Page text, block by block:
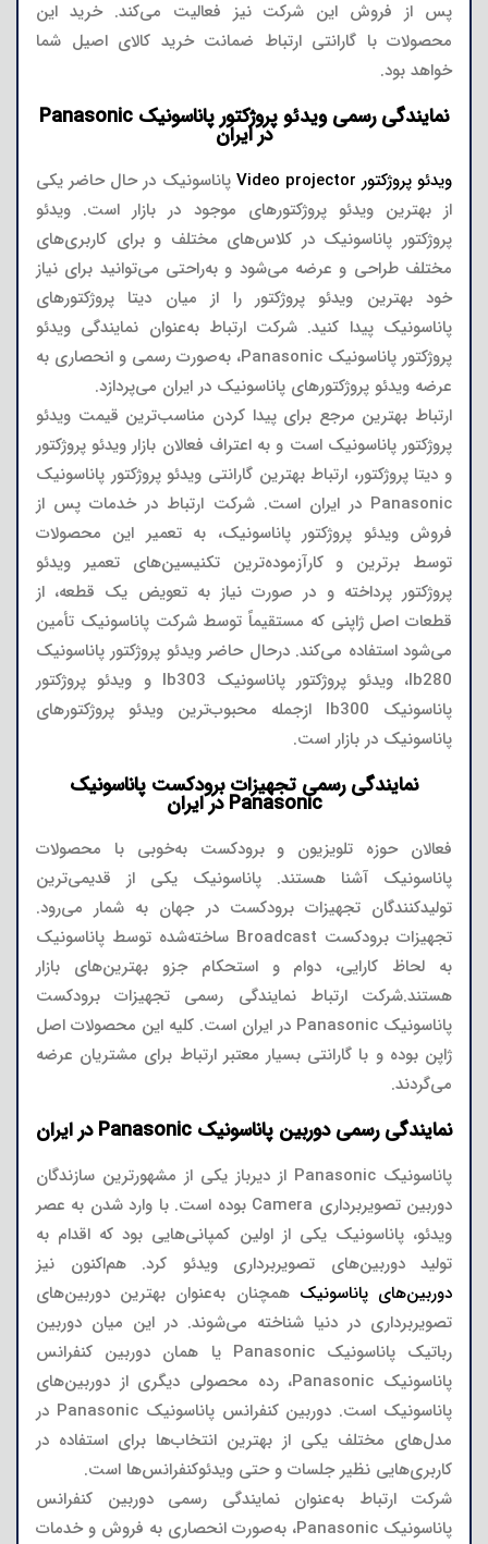
پس از فروش این شرکت نیز فعالیت می‌کند. خرید این
محصولات با گارانتی ارتباط ضمانت خرید کالای اصیل شما
خواهد بود.
نمایندگی رسمی ویدئو پروژکتور پاناسونیک Panasonic
در ایران
ویدئو پروژکتور Video projector
پاناسونیک در حال حاضر یکی
از بهترین ویدئو پروژکتورهای موجود در بازار است. ویدئو
پروژکتور پاناسونیک در کلاس‌های مختلف و برای کاربری‌های
مختلف طراحی و عرضه می‌شود و به‌راحتی می‌توانید برای نیاز
خود بهترین ویدئو پروژکتور را از میان دیتا پروژکتورهای
پاناسونیک پیدا کنید. شرکت ارتباط به‌عنوان نمایندگی ویدئو
پروژکتور پاناسونیک Panasonic، به‌صورت رسمی و انحصاری به
عرضه ویدئو پروژکتورهای پاناسونیک در ایران می‌پردازد.
ارتباط بهترین مرجع برای پیدا کردن مناسب‌ترین قیمت ویدئو
پروژکتور پاناسونیک است و به اعتراف فعالان بازار ویدئو پروژکتور
و دیتا پروژکتور، ارتباط بهترین گارانتی ویدئو پروژکتور پاناسونیک
Panasonic در ایران است. شرکت ارتباط در خدمات پس از
فروش ویدئو پروژکتور پاناسونیک، به تعمیر این محصولات
توسط برترین و کارآزموده‌ترین تکنیسین‌های تعمیر ویدئو
پروژکتور پرداخته و در صورت نیاز به تعویض یک قطعه، از
قطعات اصل ژاپنی که مستقیماً توسط شرکت پاناسونیک تأمین
می‌شود استفاده می‌کند. درحال حاضر ویدئو پروژکتور پاناسونیک
lb280، ویدئو پروژکتور پاناسونیک lb303 و ویدئو پروژکتور
پاناسونیک lb300 ازجمله محبوب‌ترین ویدئو پروژکتورهای
پاناسونیک در بازار است.
نمایندگی رسمی تجهیزات برودکست پاناسونیک
Panasonic در ایران
فعالان حوزه تلویزیون و برودکست به‌خوبی با محصولات
پاناسونیک آشنا هستند. پاناسونیک یکی از قدیمی‌ترین
تولیدکنندگان تجهیزات برودکست در جهان به شمار می‌رود.
تجهیزات برودکست Broadcast ساخته‌شده توسط پاناسونیک
به لحاظ کارایی، دوام و استحکام جزو بهترین‌های بازار
هستند.شرکت ارتباط نمایندگی رسمی تجهیزات برودکست
پاناسونیک Panasonic در ایران است. کلیه این محصولات اصل
ژاپن بوده و با گارانتی بسیار معتبر ارتباط برای مشتریان عرضه
می‌گردند.
نمایندگی رسمی دوربین پاناسونیک Panasonic در ایران
پاناسونیک Panasonic از دیرباز یکی از مشهورترین سازندگان
دوربین تصویربرداری Camera بوده است. با وارد شدن به عصر
ویدئو، پاناسونیک یکی از اولین کمپانی‌هایی بود که اقدام به
تولید دوربین‌های تصویربرداری ویدئو کرد. هم‌اکنون نیز
دوربین‌های پاناسونیک همچنان به‌عنوان بهترین دوربین‌های
تصویربرداری در دنیا شناخته می‌شوند. در این میان دوربین
رباتیک پاناسونیک Panasonic یا همان دوربین کنفرانس
پاناسونیک Panasonic، رده محصولی دیگری از دوربین‌‌های
پاناسونیک است. دوربین کنفرانس پاناسونیک Panasonic در
مدل‌های مختلف یکی از بهترین انتخاب‌ها برای استفاده در
کاربری‌هایی نظیر جلسات و حتی ویدئوکنفرانس‌ها است.
شرکت ارتباط به‌عنوان نمایندگی رسمی دوربین کنفرانس
پاناسونیک Panasonic، به‌صورت انحصاری به فروش و خدمات